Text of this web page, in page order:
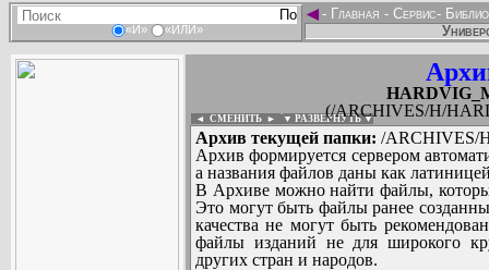
«И» «ИЛИ»
◄- Главная - Сервис-
(/ARCHIVES/H/
◄ СМЕНИТЬ ► ▼ РАЗВЕРНУТЬ ▼
Архив текущей папки: /ARCHIVES/
Архив формируется сервером
а названия файлов даны как
В Архиве можно найти файлы,
Это могут быть файлы ранее
качества не могут быть
файлы изданий не для широкого
других стран и народов.